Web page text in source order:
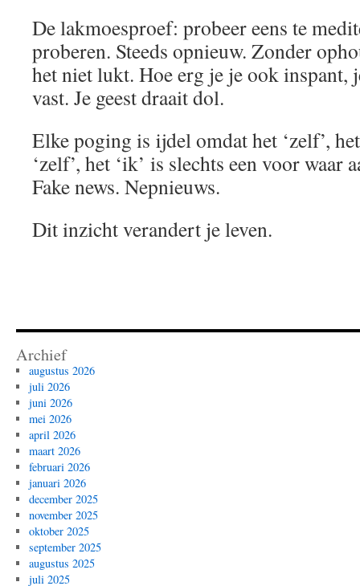
De lakmoesproef: probeer eens te
proberen. Steeds opnieuw. Zonder
het niet lukt. Hoe erg je je ook inspant,
vast. Je geest draait dol.
Elke poging is ijdel omdat het ‘zelf’,
‘zelf’, het ‘ik’ is slechts een voor waar
Fake news. Nepnieuws.
Dit inzicht verandert je leven.
Archief
augustus 2026
juli 2026
juni 2026
mei 2026
april 2026
maart 2026
februari 2026
januari 2026
december 2025
november 2025
oktober 2025
september 2025
augustus 2025
juli 2025